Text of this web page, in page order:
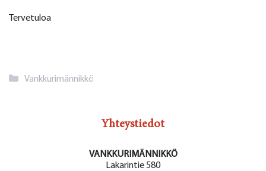
Tervetuloa
Kategoriat
Vankkurimännikkö
Yhteystiedot
VANKKURIMÄNNIKKÖ
Lakarintie 580